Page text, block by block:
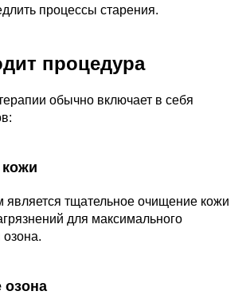
процессы старения.
процедура
обычно включает в себя
тщательное очищение кожи
для максимального
озона